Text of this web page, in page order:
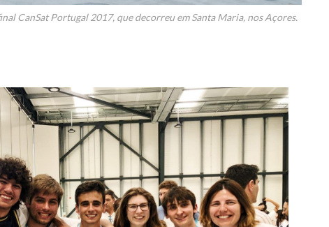
CanSat Portugal 2017, que decorreu em Santa Maria, nos Açores.